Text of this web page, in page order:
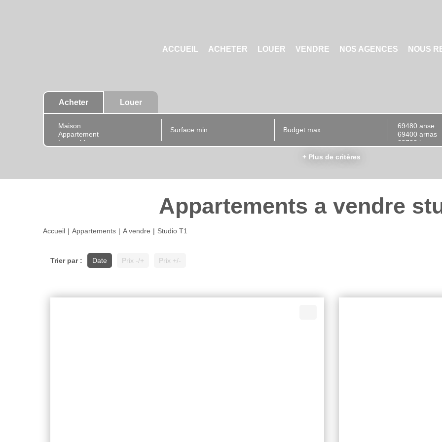
ACCUEIL ACHETER LOUER VENDRE NOS AGENCES NOUS
Acheter Louer
+ Plus de critères
Appartements a vendre
Accueil Appartements A vendre Studio T1
Trier par : Date Prix -/+ Prix +/-